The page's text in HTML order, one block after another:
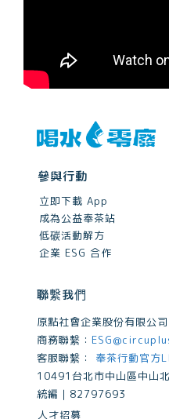
參與行動
立即下載 App
成為公益奉茶站
低碳活動解方
企業 ESG 合作
聯繫我們
原點社會企業股份有限公
商務聯繫：
客服聯繫：
奉茶行動官方
10491台北市中山區中山
統編｜82797693
人才招募